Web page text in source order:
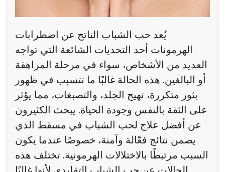
يُعد حب الشباب الناتج عن اضطرابات
الهرمونات أحد التحديات الشائعة التي تواجه
العديد من الأشخاص، سواء في مرحلة المراهقة
أو البالغين. هذه الحالة غالبًا ما تتسبب في ظهور
بثور متكررة، تهيج الجلد، والتصبغات، مما يؤثر
على الثقة بالنفس وجودة الحياة. يبحث الكثيرون
عن أفضل علاج لحب الشباب في مسقط الذي
يضمن نتائج فعّالة وآمنة، خصوصًا عندما يكون
السبب مرتبطًا بالاختلالات الهرمونية. تختلف هذه